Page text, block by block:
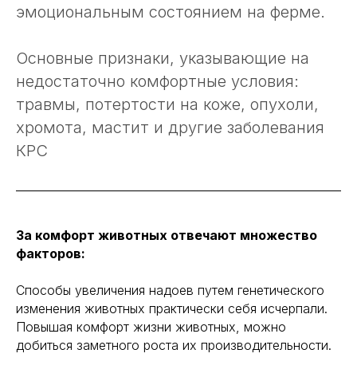
эмоциональным состоянием на ферме.
Основные признаки, указывающие на
недостаточно комфортные условия:
травмы, потертости на коже, опухоли,
хромота, мастит и другие заболевания
КРС
За комфорт животных отвечают множество
факторов:
Способы увеличения надоев путем генетического
изменения животных практически себя исчерпали.
Повышая комфорт жизни животных, можно
добиться заметного роста их производительности.